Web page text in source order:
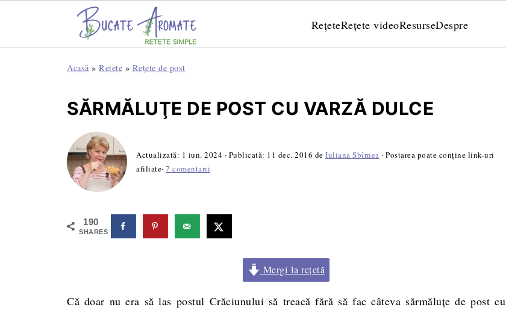
RețeteRețete videoResurseDespre
Acasă » Retete » Rețete de post
SĂRMĂLUŢE DE POST CU VARZĂ DULCE
Actualizată: 1 iun. 2024 · Publicată: 11 dec. 2016 de Iuliana Sbîrnea · Postarea poate conține link-uri
afiliate· 7 comentarii
190
SHARES
Mergi la rețetă
Că doar nu era să las postul Crăciunului să treacă fără să fac câteva sărmăluţe de post cu